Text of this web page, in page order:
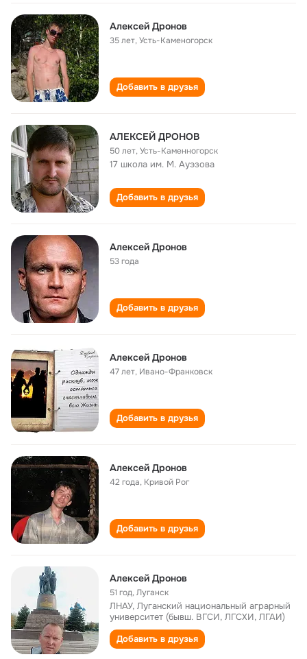
Алексей Дронов
35 лет,Усть-Каменогорск
Добавить в друзья
АЛЕКСЕЙ ДРОНОВ
50 лет,Усть-Каменногорск
17 школа им. М. Ауэзова
Добавить в друзья
Алексей Дронов
53 года
Добавить в друзья
Алексей Дронов
47 лет, Ивано-Франковск
Добавить в друзья
Алексей Дронов
42 года, Кривой Рог
Добавить в друзья
Алексей Дронов
51 год,Луганск
ЛНАУ, Луганский национальный аграрный
университет (бывш. ВГСИ, ЛГСХИ, ЛГАИ)
Добавить в друзья